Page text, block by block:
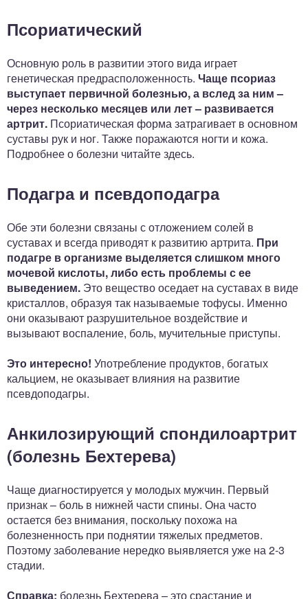
Псориатический
Основную роль в развитии этого вида играет
генетическая предрасположенность. Чаще псориаз
выступает первичной болезнью, а вслед за ним –
через несколько месяцев или лет – развивается
артрит. Псориатическая форма затрагивает в основном
суставы рук и ног. Также поражаются ногти и кожа.
Подробнее о болезни читайте здесь.
Подагра и псевдоподагра
Обе эти болезни связаны с отложением солей в
суставах и всегда приводят к развитию артрита. При
подагре в организме выделяется слишком много
мочевой кислоты, либо есть проблемы с ее
выведением. Это вещество оседает на суставах в виде
кристаллов, образуя так называемые тофусы. Именно
они оказывают разрушительное воздействие и
вызывают воспаление, боль, мучительные приступы.
Это интересно! Употребление продуктов, богатых
кальцием, не оказывает влияния на развитие
псевдоподагры.
Анкилозирующий спондилоартрит
(болезнь Бехтерева)
Чаще диагностируется у молодых мужчин. Первый
признак – боль в нижней части спины. Она часто
остается без внимания, поскольку похожа на
болезненность при поднятии тяжелых предметов.
Поэтому заболевание нередко выявляется уже на 2-3
стадии.
Справка: болезнь Бехтерева – это срастание и